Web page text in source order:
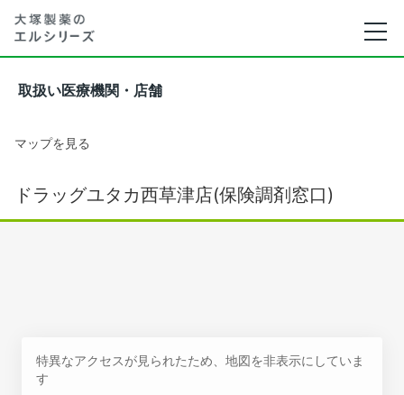
取扱い医療機関・店舗
マップを見る
ドラッグユタカ西草津店(保険調剤窓口)
特異なアクセスが見られたため、地図を非表示にしていま
す